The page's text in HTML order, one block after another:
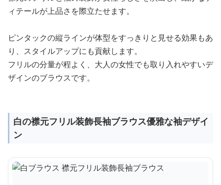
ィテールが上品さを際立たせます。
ピンタックの縦ラインが体型をすっきりと見せる効果もあ
り、スタイルアップにも貢献します。
フリルの分量が程よく、大人の女性でも取り入れやすいデ
ザインのブラウスです。
白の襟元フリル装飾長袖ブラウス優雅な袖デザイ
ン